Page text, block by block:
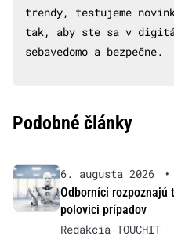
trendy, testujeme
tak, aby ste sa v
sebavedomo a bezpečne.
Podobné články
6. augusta 2026 •
Odborníci rozpoznajú
polovici prípadov
Redakcia TOUCHIT